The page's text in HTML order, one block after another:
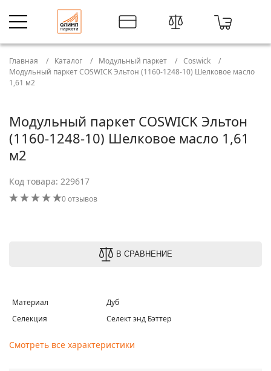
Главная Каталог Модульный паркет
Coswick
Модульный паркет COSWICK Эльтон (1160-1248-10) Шелковое масло
1,61 м2
Модульный паркет COSWICK Эльтон
(1160-1248-10) Шелковое масло 1,61
м2
Код товара: 229617
0 отзывов
В СРАВНЕНИЕ
Материал
Дуб
Селекция
Селект энд Бэттер
Смотреть все характеристики